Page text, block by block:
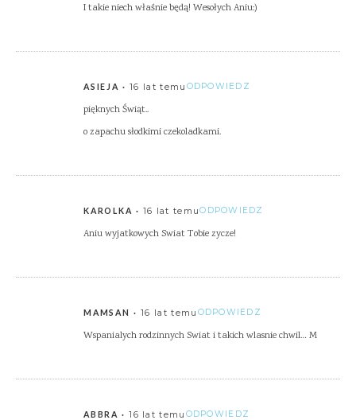
I takie niech właśnie będą! Wesołych Aniu:)
ASIEJA 16 lat temu ODPOWIEDZ
pięknych Świąt..
o zapachu słodkimi czekoladkami.
KAROLKA 16 lat temuODPOWIEDZ
Aniu wyjatkowych Swiat Tobie zycze!
MAMSAN 16 lat temu ODPOWIEDZ
Wspanialych rodzinnych Swiat i takich wlasnie chwil… M
ABBRA 16 lat temu ODPOWIEDZ